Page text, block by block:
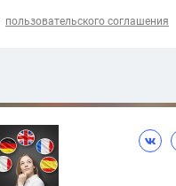
пользовательского соглашения